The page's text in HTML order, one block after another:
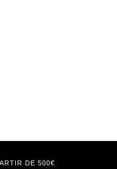
DE 500€